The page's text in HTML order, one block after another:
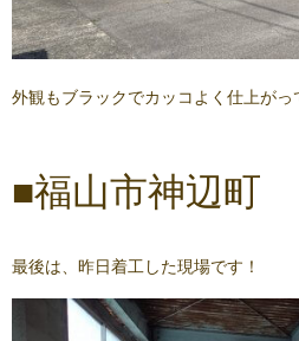
外観もブラックでカッコよく仕上がっ
■福山市神辺町
最後は、昨日着工した現場です！